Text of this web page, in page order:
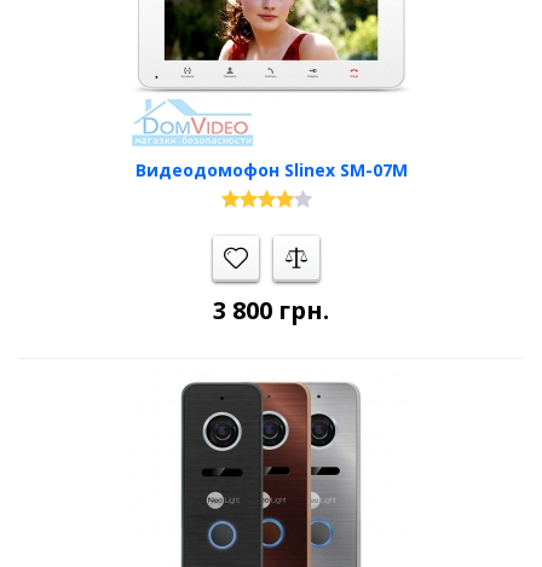
Видеодомофон Slinex SM-07M
3 800 грн.